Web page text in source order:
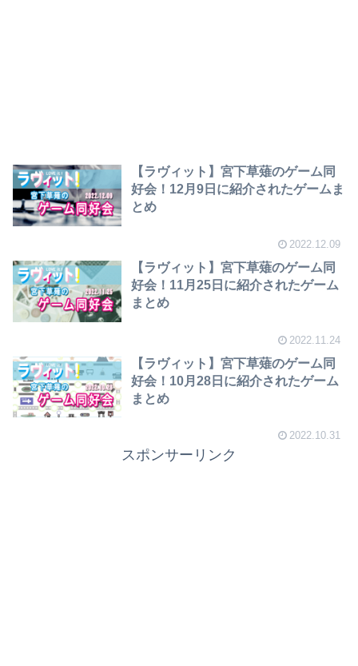
【ラヴィット】宮下草薙のゲーム同
好会！12月9日に紹介されたゲームま
とめ
2022.12.09
【ラヴィット】宮下草薙のゲーム同
好会！11月25日に紹介されたゲーム
まとめ
2022.11.24
【ラヴィット】宮下草薙のゲーム同
好会！10月28日に紹介されたゲーム
まとめ
2022.10.31
スポンサーリンク